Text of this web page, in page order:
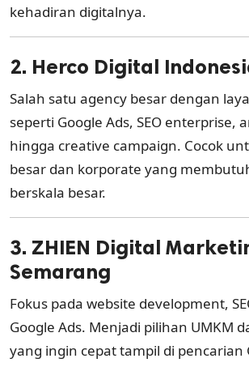
kehadiran digitalnya.
2. Herco Digital
Salah satu agency besar dengan
seperti Google Ads, SEO enterprise,
hingga creative campaign. Cocok
besar dan korporate yang
berskala besar.
3. ZHIEN Digital
Semarang
Fokus pada website development,
Google Ads. Menjadi pilihan UMKM
yang ingin cepat tampil di pencarian